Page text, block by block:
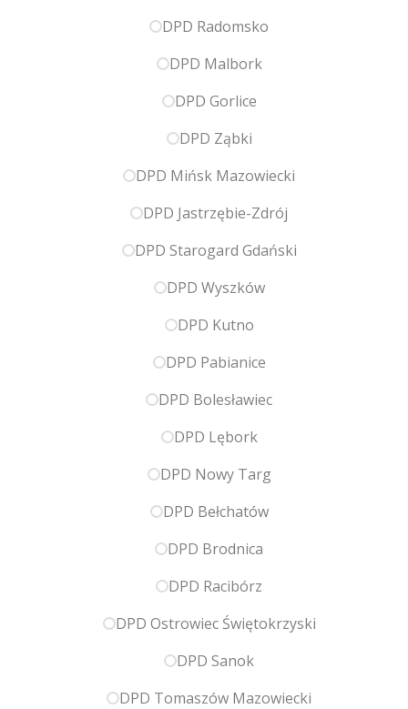
DPD Radomsko
DPD Malbork
DPD Gorlice
DPD Ząbki
DPD Mińsk Mazowiecki
DPD Jastrzębie-Zdrój
DPD Starogard Gdański
DPD Wyszków
DPD Kutno
DPD Pabianice
DPD Bolesławiec
DPD Lębork
DPD Nowy Targ
DPD Bełchatów
DPD Brodnica
DPD Racibórz
DPD Ostrowiec Świętokrzyski
DPD Sanok
DPD Tomaszów Mazowiecki